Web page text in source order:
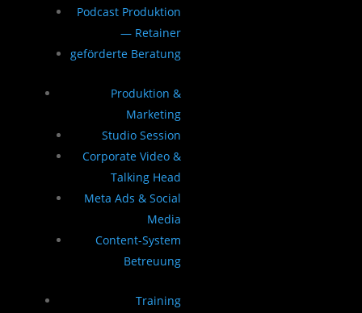
Podcast Produktion
— Retainer
geförderte Beratung
Produktion &
Marketing
Studio Session
Corporate Video &
Talking Head
Meta Ads & Social
Media
Content-System
Betreuung
Training